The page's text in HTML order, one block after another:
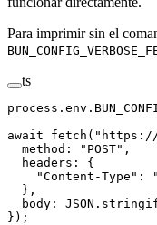
Para imprimir sin el
ts
process.env.
await fetch ( "https://
  method:
"POST" ,
  headers: {
    "Content-Type"
:
  },
  body:
JSON .
});